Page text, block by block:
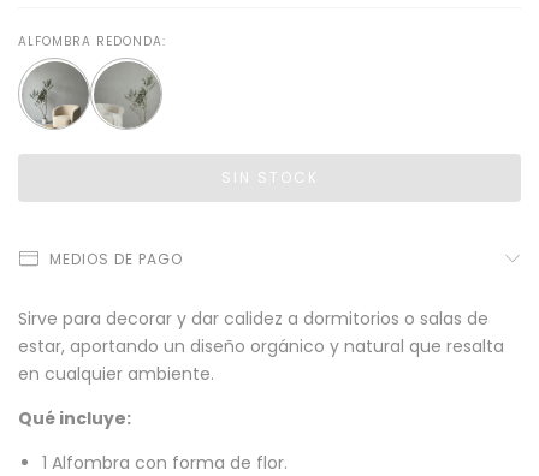
ALFOMBRA REDONDA:
MEDIOS DE PAGO
Sirve para decorar y dar calidez a dormitorios o salas de
estar, aportando un diseño orgánico y natural que resalta
en cualquier ambiente.
Qué incluye:
1 Alfombra con forma de flor.